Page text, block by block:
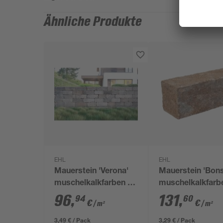
Ähnliche Produkte
EHL
Mauerstein 'Verona'
muschelkalkfarben 24
x 14 x 12 cm
96,94 €/ m²
3,49 € / Pack
EHL
Mauerstein
x 25 x 10 cm
131,60 €/ m²
3,29 € / Pack